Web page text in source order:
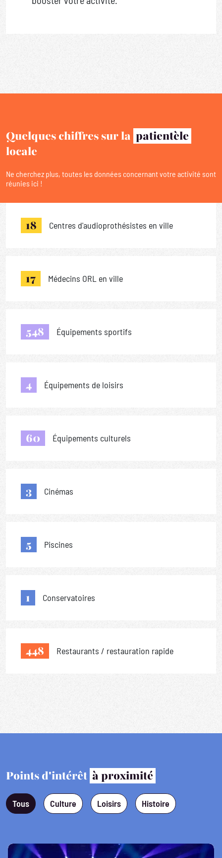
Quelques chiffres sur la patientèle
locale
Ne cherchez plus, toutes les données concernant votre activité sont
réunies ici !
18 Centres d'audioprothésistes en ville
17 Médecins ORL en ville
548 Équipements sportifs
4 Équipements de loisirs
60 Équipements culturels
3 Cinémas
5 Piscines
1 Conservatoires
448 Restaurants / restauration rapide
Points d'intérêt à proximité
Tous Culture Loisirs Histoire